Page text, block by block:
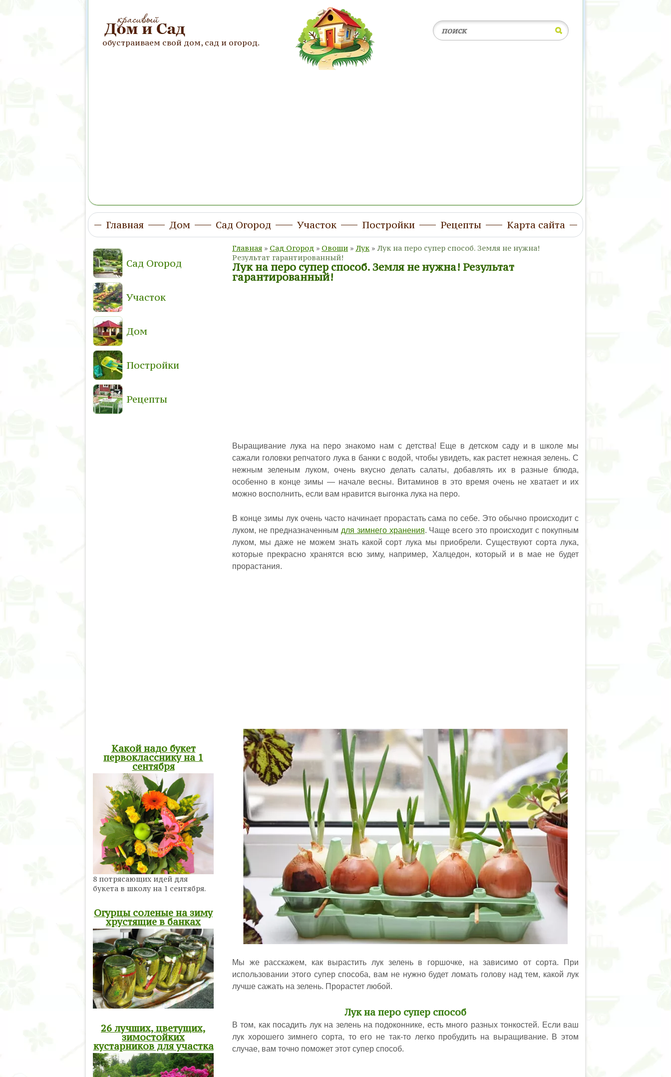
обустраиваем свой дом, сад и огород.
Главная Дом Сад Огород Участок Постройки Рецепты Карта сайта
Главная » Сад Огород » Овощи » Лук » Лук на перо супер способ. Земля не нужна!
Результат гарантированный!
Лук на перо супер способ. Земля не нужна! Результат
гарантированный!
Выращивание лука на перо знакомо нам с детства! Еще в детском саду и в школе мы
сажали головки репчатого лука в банки с водой, чтобы увидеть, как растет нежная зелень. С
нежным зеленым луком, очень вкусно делать салаты, добавлять их в разные блюда,
особенно в конце зимы — начале весны. Витаминов в это время очень не хватает и их
можно восполнить, если вам нравится выгонка лука на перо.
В конце зимы лук очень часто начинает прорастать сама по себе. Это обычно происходит с
луком, не предназначенным для зимнего хранения. Чаще всего это происходит с покупным
луком, мы даже не можем знать какой сорт лука мы приобрели. Существуют сорта лука,
которые прекрасно хранятся всю зиму, например, Халцедон, который и в мае не будет
прорастания.
Мы же расскажем, как вырастить лук зелень в горшочке, на зависимо от сорта. При
использовании этого супер способа, вам не нужно будет ломать голову над тем, какой лук
лучше сажать на зелень. Прорастет любой.
Лук на перо супер способ
В том, как посадить лук на зелень на подоконнике, есть много разных тонкостей. Если ваш
лук хорошего зимнего сорта, то его не так-то легко пробудить на выращивание. В этом
случае, вам точно поможет этот супер способ.
Сад Огород
Участок
Дом
Постройки
Рецепты
Какой надо букет
первокласснику на 1
сентября
8 потрясающих идей для
букета в школу на 1 сентября.
Огурцы соленые на зиму
хрустящие в банках
26 лучших, цветущих,
зимостойких
кустарников для участка